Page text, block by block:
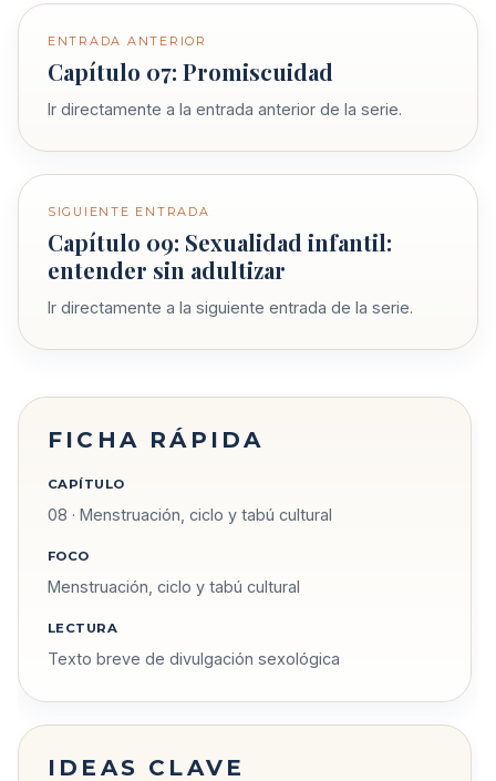
ENTRADA ANTERIOR
Capítulo 07: Promiscuidad
Ir directamente a la entrada anterior de la serie.
SIGUIENTE ENTRADA
Capítulo 09: Sexualidad infantil:
entender sin adultizar
Ir directamente a la siguiente entrada de la serie.
FICHA RÁPIDA
CAPÍTULO
08 · Menstruación, ciclo y tabú cultural
FOCO
Menstruación, ciclo y tabú cultural
LECTURA
Texto breve de divulgación sexológica
IDEAS CLAVE